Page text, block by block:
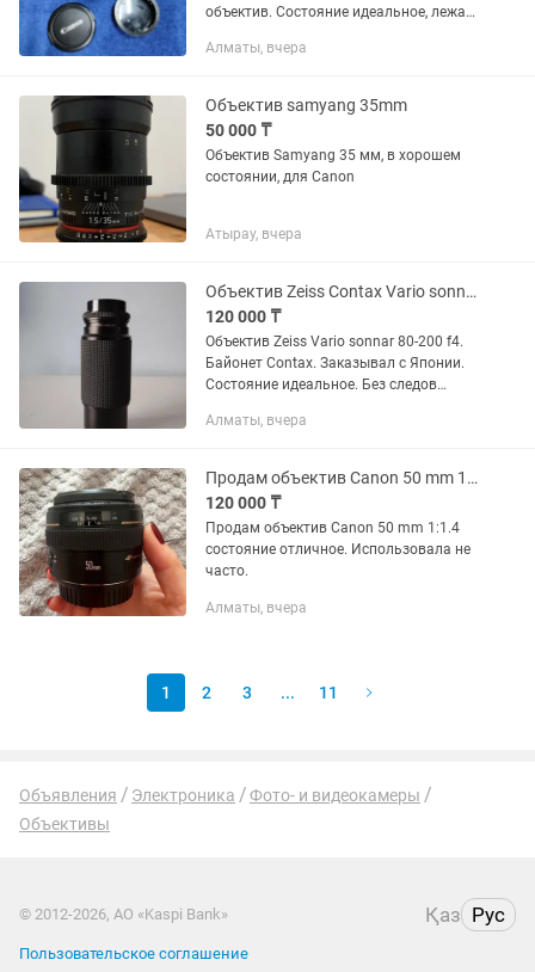
объектив. Состояние идеальное, лежал
Идеально для видеосъёмки так как он
Алматы, вчера
Объектив samyang 35mm
50 000 ₸
Объектив Samyang 35 мм, в хорошем
состоянии, для Canon
Атырау, вчера
Объектив Zeiss Contax Vario sonnar 80-200 f4.
120 000 ₸
Объектив Zeiss Vario sonnar 80-200 f4.
Байонет Contax. Заказывал с Японии.
Состояние идеальное. Без следов
Продаю так как не пользуюсь. Только
Алматы, вчера
Продам объектив Canon 50 mm 1-1,4.
120 000 ₸
Продам объектив Canon 50 mm 1:1.4
состояние отличное. Использовала не
часто.
Алматы, вчера
1 2 3 ... 11
Объявления Электроника
Фото- и видеокамеры
Объективы
© 2012-2026, АО «Kaspi Bank» Қаз Рус
Пользовательское соглашение